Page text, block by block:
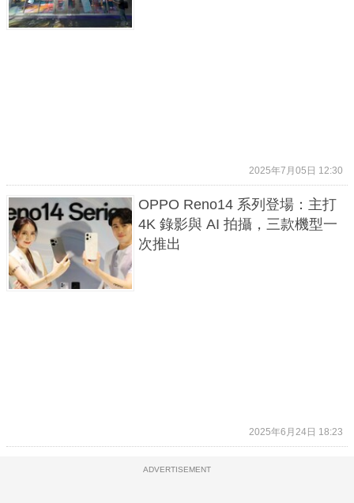
2025年7月05日 12:30
OPPO Reno14 系列登場：主打
4K 錄影與 AI 拍攝，三款機型一
次推出
2025年6月24日 18:23
ADVERTISEMENT